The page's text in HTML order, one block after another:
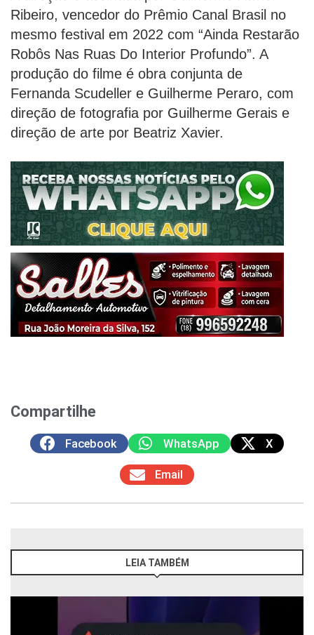
Ribeiro, vencedor do Prêmio Canal Brasil no
mesmo festival em 2022 com “Ainda Restarão
Robôs Nas Ruas Do Interior Profundo”. A
produção do filme é obra conjunta de
Fernanda Scudeller e Guilherme Peraro, com
direção de fotografia por Guilherme Gerais e
direção de arte por Beatriz Xavier.
Compartilhe
Facebook WhatsApp X
Email
LEIA TAMBÉM